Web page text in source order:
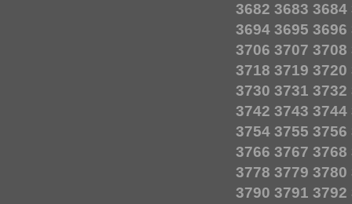
3682 3683 3684
3694 3695 3696
3706 3707 3708
3718 3719 3720
3730 3731 3732
3742 3743 3744
3754 3755 3756
3766 3767 3768
3778 3779 3780
3790 3791 3792